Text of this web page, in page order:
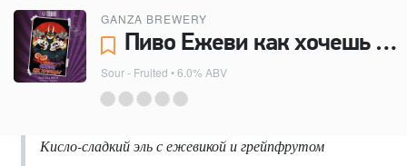
GANZA BREWERY
Пиво Ежеви как хочешь - GANZA Brewery
Sour - Fruited • 6.0% ABV
Кисло-сладкий эль с ежевикой и грейпфрутом